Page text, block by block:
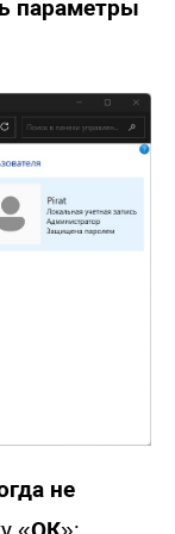
параметры
не